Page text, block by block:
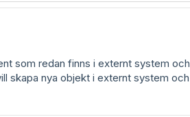
som redan finns i externt system och
skapa nya objekt i externt system och